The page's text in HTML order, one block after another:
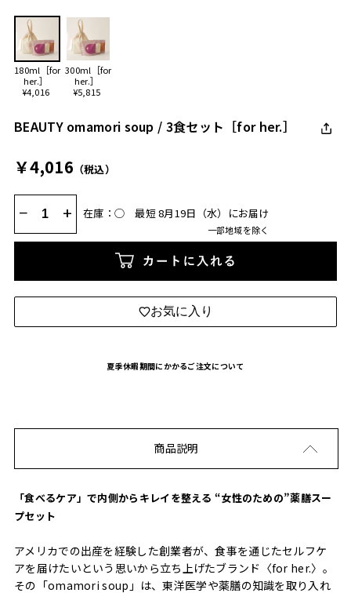
180ml［for
her.］
¥4,016
300ml［for
her.］
¥5,815
BEAUTY omamori soup / 3食セット［for her.］
￥4,016 （税込）
− + 在庫：◯ 最短 8月19日（水）にお届け
一部地域を除く
カートに入れる
お気に入り
夏季休暇期間にかかるご注文について
商品説明
「食べるケア」で内側からキレイを整える “女性のための”薬膳スー
プセット
アメリカでの出産を経験した創業者が、食事を通じたセルフケ
アを届けたいという思いから立ち上げたブランド〈for her.〉。
その「omamori soup」は、東洋医学や薬膳の知識を取り入れ